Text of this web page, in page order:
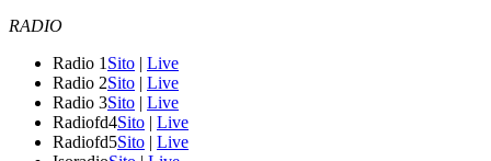
RADIO
Radio 1 Sito | Live
Radio 2Sito | Live
Radio 3Sito | Live
Radiofd4Sito | Live
Radiofd5Sito | Live